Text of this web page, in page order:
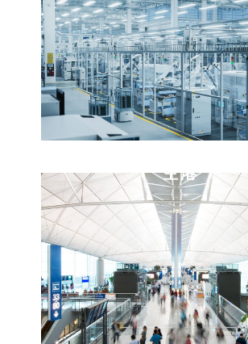
空港